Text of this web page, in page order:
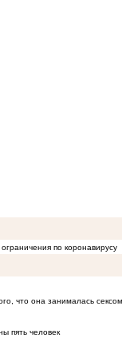
по коронавирусу
что она занималась
пять человек